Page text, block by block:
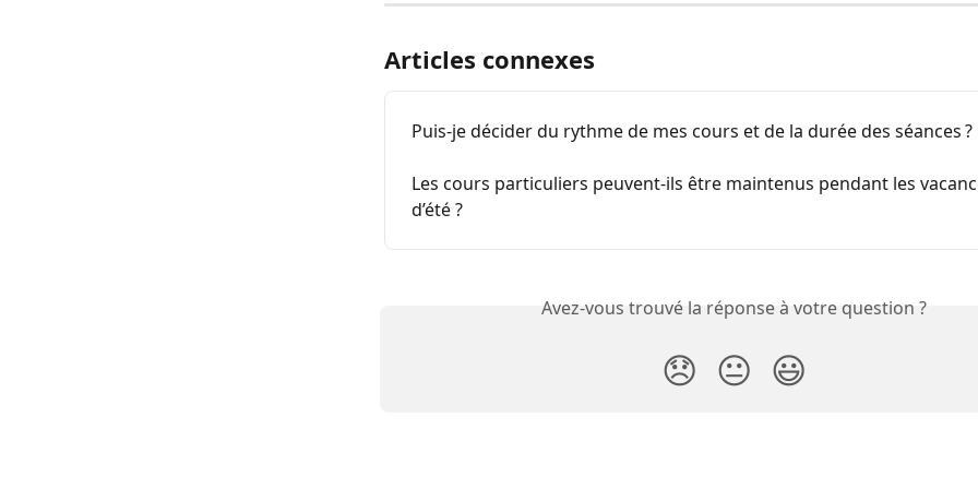
Articles connexes
Puis-je décider du rythme de mes cours et de la durée des séances ?
Les cours particuliers peuvent-ils être maintenus pendant les
d’été ?
Avez-vous trouvé la réponse à votre question ?
😞 😐 😃